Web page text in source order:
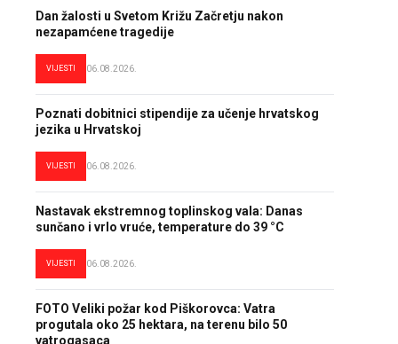
Dan žalosti u Svetom Križu Začretju nakon
nezapamćene tragedije
VIJESTI 06.08.2026.
Poznati dobitnici stipendije za učenje hrvatskog
jezika u Hrvatskoj
VIJESTI 06.08.2026.
Nastavak ekstremnog toplinskog vala: Danas
sunčano i vrlo vruće, temperature do 39 °C
VIJESTI 06.08.2026.
FOTO Veliki požar kod Piškorovca: Vatra
progutala oko 25 hektara, na terenu bilo 50
vatrogasaca